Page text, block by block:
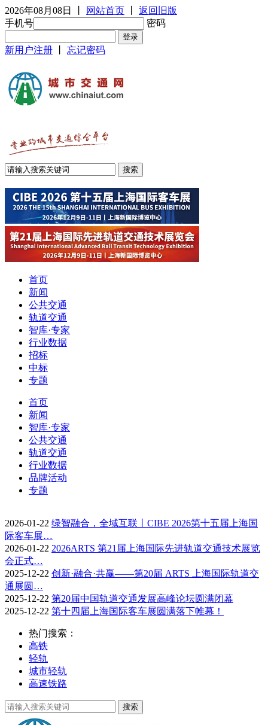
2026年08月08日 网站首页
返回旧版
手机号
密码
新用户注册 忘记密码
首页
新闻
公共交通
轨道交通
智库·专家
行业数据
招标
中标
专题
首页
新闻
智库·专家
公共交通
轨道交通
行业数据
品牌活动
专题
2026-01-22 绿智融合，全域互联丨CIBE 2026第十五届上海国
际客车展…
2026-01-22 2026ARTS 第21届上海国际先进轨道交通技术展览
会正式…
2025-12-22 创新·融合·共赢——第20届 ARTS 上海国际轨道交
通展圆…
2025-12-22 第20届中国轨道交通发展高峰论坛圆满闭幕
2025-12-22 第十四届上海国际客车展圆满落下帷幕！
热门搜索：
高铁
轻轨
城市轻轨
高速铁路